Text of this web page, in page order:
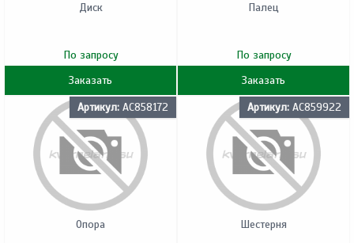
Диск
По запросу
Заказать
Палец
По запросу
Заказать
Артикул: AC858172
Опора
Артикул: AC859922
Шестерня